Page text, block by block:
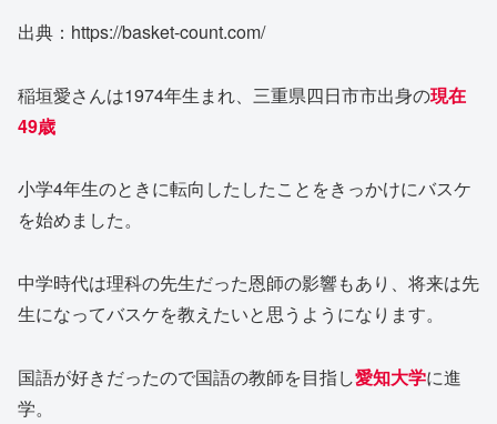
出典：https://basket-count.com/
稲垣愛さんは1974年生まれ、三重県四日市市出身の現在
49歳
小学4年生のときに転向したしたことをきっかけにバスケ
を始めました。
中学時代は理科の先生だった恩師の影響もあり、将来は先
生になってバスケを教えたいと思うようになります。
国語が好きだったので国語の教師を目指し愛知大学に進
学。